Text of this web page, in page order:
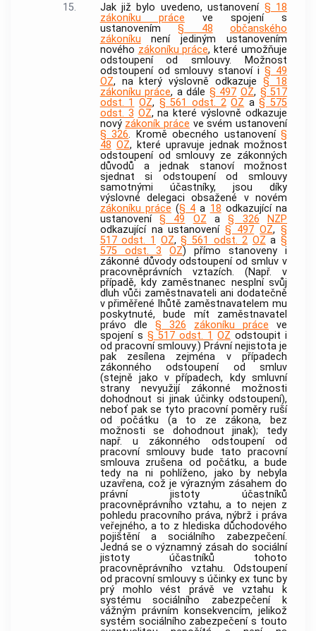
15.
Jak již bylo uvedeno, ustanovení § 18
zákoníku práce ve spojení s
ustanovením§ 48
občanského
zákoníku není jediným ustanovením
nového zákoníku práce, které umožňuje
odstoupení od smlouvy. Možnost
odstoupení od smlouvy stanoví i§ 49
OZ, na který výslovně odkazuje§ 18
zákoníku práce, a dále § 497 OZ, § 517
odst. 1 OZ, § 561 odst. 2 OZ a§ 575
odst. 3 OZ, na které výslovně odkazuje
nový zákoník práce ve svém ustanovení
§ 326. Kromě obecného ustanovení §
48 OZ, které upravuje jednak možnost
odstoupení od smlouvy ze zákonných
důvodů a jednak stanoví možnost
sjednat si odstoupení od smlouvy
samotnými účastníky, jsou díky
výslovné delegaci obsažené v novém
zákoníku práce (§ 4 a 18 odkazující na
ustanovení§ 49 OZ a§ 326
NZP
odkazující na ustanovení§ 497 OZ,§
517 odst. 1 OZ,§ 561 odst. 2 OZ a§
575 odst. 3
OZ) přímo stanoveny i
zákonné důvody odstoupení od smluv v
pracovněprávních vztazích. (Např. v
případě, kdy zaměstnanec nesplní svůj
dluh vůči zaměstnavateli ani dodatečně
v přiměřené lhůtě zaměstnavatelem mu
poskytnuté, bude mít zaměstnavatel
právo dle § 326 zákoníku práce ve
spojení s § 517 odst. 1 OZ odstoupit i
od pracovní smlouvy.) Právní nejistota je
pak zesílena zejména v případech
zákonného odstoupení od smluv
(stejně jako v případech, kdy smluvní
strany nevyužijí zákonné možnosti
dohodnout si jinak účinky odstoupení),
neboť pak se tyto pracovní poměry ruší
od počátku (a to ze zákona, bez
možnosti se dohodnout jinak); tedy
např. u zákonného odstoupení od
pracovní smlouvy bude tato pracovní
smlouva zrušena od počátku, a bude
tedy na ni pohlíženo, jako by nebyla
uzavřena, což je výrazným zásahem do
právní jistoty účastníků
pracovněprávního vztahu, a to nejen z
pohledu pracovního práva, nýbrž i práva
veřejného, a to z hlediska důchodového
pojištění a sociálního zabezpečení.
Jedná se o významný zásah do sociální
jistoty účastníků tohoto
pracovněprávního vztahu. Odstoupení
od pracovní smlouvy s účinky ex tunc by
prý mohlo vést právě ve vztahu k
systému sociálního zabezpečení k
vážným právním konsekvencím, jelikož
systém sociálního zabezpečení s touto